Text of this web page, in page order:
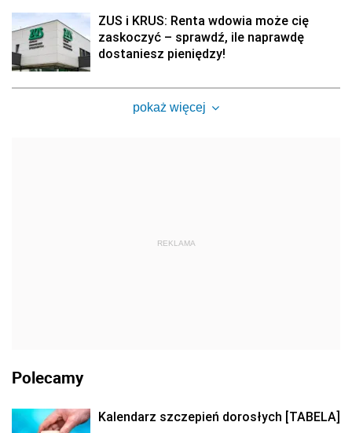
ZUS i KRUS: Renta wdowia może cię
zaskoczyć – sprawdź, ile naprawdę
dostaniesz pieniędzy!
pokaż więcej
REKLAMA
Polecamy
Kalendarz szczepień dorosłych [TABELA]